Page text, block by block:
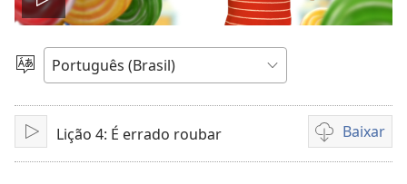
Reproduzir
vídeo
Escolher
idioma
Reproduzir
Lição 4: É errado roubar Baixar
Opções
de